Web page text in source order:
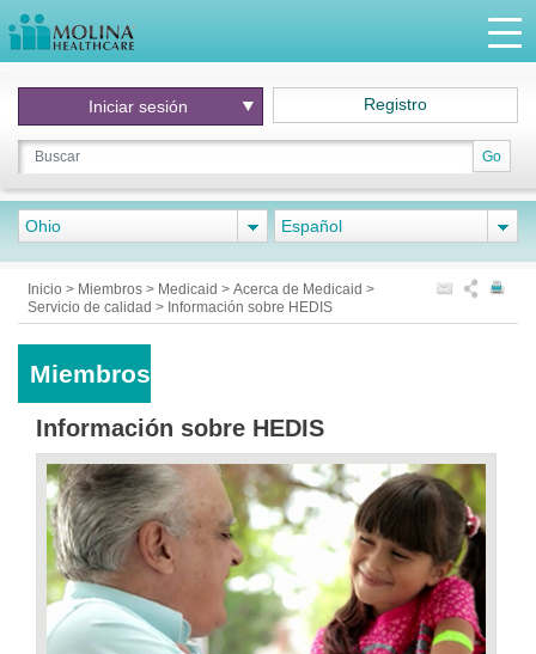
Go
Iniciar sesión Registro
Ohio Español
Inicio > Miembros > Medicaid > Acerca de Medicaid >
Servicio de calidad > Información sobre HEDIS
Miembros
Información sobre HEDIS